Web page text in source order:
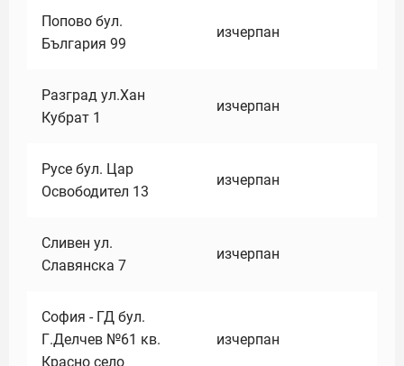
Попово бул.
България 99
изчерпан
Разград ул.Хан
Кубрат 1
изчерпан
Русе бул. Цар
Освободител 13
изчерпан
Сливен ул.
Славянска 7
изчерпан
София - ГД бул.
Г.Делчев №61 кв.
Красно село
изчерпан